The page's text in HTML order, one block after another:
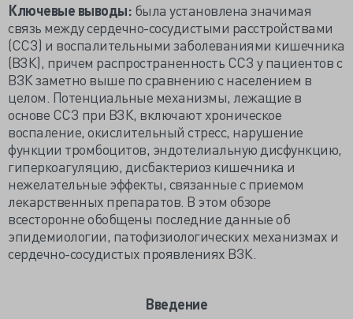
Ключевые выводы: была установлена значимая
связь между сердечно-сосудистыми расстройствами
(ССЗ) и воспалительными заболеваниями кишечника
(ВЗК), причем распространенность ССЗ у пациентов с
ВЗК заметно выше по сравнению с населением в
целом. Потенциальные механизмы, лежащие в
основе ССЗ при ВЗК, включают хроническое
воспаление, окислительный стресс, нарушение
функции тромбоцитов, эндотелиальную дисфункцию,
гиперкоагуляцию, дисбактериоз кишечника и
нежелательные эффекты, связанные с приемом
лекарственных препаратов. В этом обзоре
всесторонне обобщены последние данные об
эпидемиологии, патофизиологических механизмах и
сердечно-сосудистых проявлениях ВЗК.
Введение